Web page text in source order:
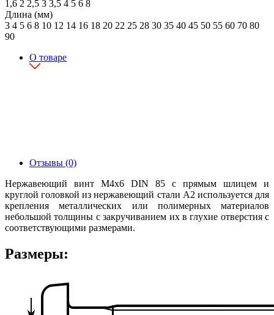
1,6 2 2,5 3 3,5 4 5 6 8
Длина (мм)
3 4 5 6 8 10 12 14 16 18 20 22 25 28 30 35 40 45 50 55 60 70 80
90
О товаре
Отзывы (0)
Нержавеющий винт М4х6 DIN 85 с прямым шлицем и
круглой головкой из нержавеющий стали А2 используется для
крепления металлических или полимерных материалов
небольшой толщины с закручиванием их в глухие отверстия с
соответствующими размерами.
Размеры: